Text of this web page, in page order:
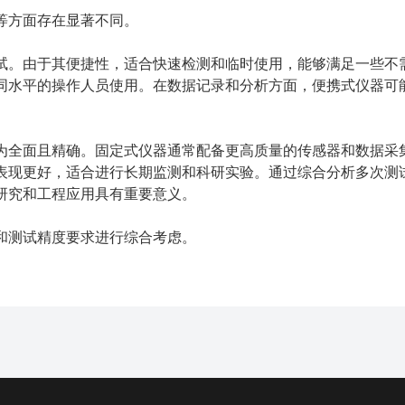
面存在显著不同。
由于其便捷性，适合快速检测和临时使用，能够满足一些不
平的操作人员使用。在数据记录和分析方面，便携式仪器可
面且精确。固定式仪器通常配备更高质量的传感器和数据采
更好，适合进行长期监测和科研实验。通过综合分析多次测
和工程应用具有重要意义。
试精度要求进行综合考虑。